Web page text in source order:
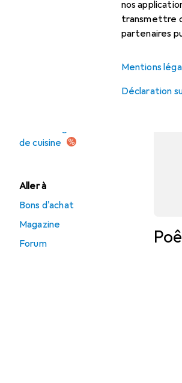
nos
transmettre
partenaires
Mentions
Déclaration
de cuisine
Aller à
Bons d'achat
Magazine
Forum